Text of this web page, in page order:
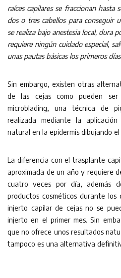
raíces capilares se fraccionan hasta
dos o tres cabellos para conseguir
se realiza bajo anestesia local, dura
requiere ningún cuidado especial,
unas pautas básicas los primeros
Sin embargo, existen otras
de las cejas como pueden
microblading, una técnica de
realizada mediante la
natural en la epidermis dibujando el
La diferencia con el trasplante
aproximada de un año y requiere
cuatro veces por día, además
productos cosméticos durante los
injerto capilar de cejas no se
injerto en el primer mes. Sin
que no ofrece unos resultados
tampoco es una alternativa